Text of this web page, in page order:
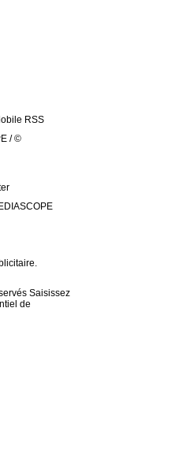
RSS
/ ©
Saisissez
de